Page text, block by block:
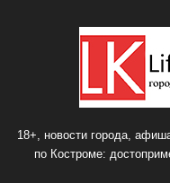
18+, новости города,
по Костроме: